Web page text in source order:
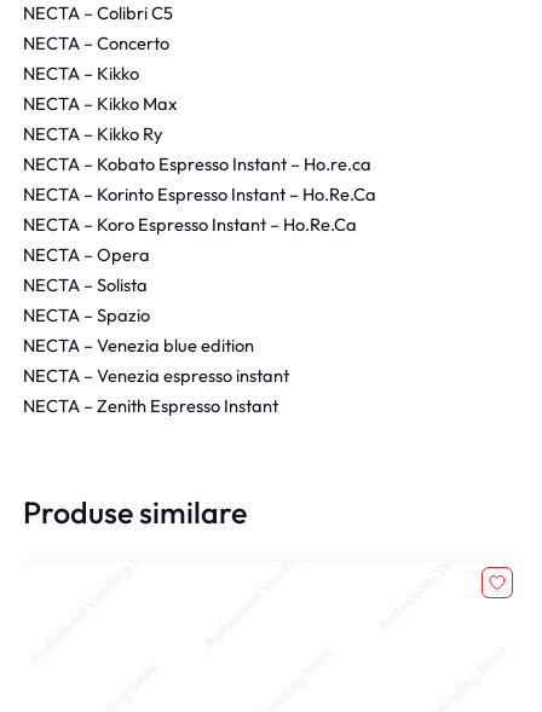
NECTA – Colibri C5
NECTA – Concerto
NECTA – Kikko
NECTA – Kikko Max
NECTA – Kikko Ry
NECTA – Kobato Espresso Instant – Ho.re.ca
NECTA – Korinto Espresso Instant – Ho.Re.Ca
NECTA – Koro Espresso Instant – Ho.Re.Ca
NECTA – Opera
NECTA – Solista
NECTA – Spazio
NECTA – Venezia blue edition
NECTA – Venezia espresso instant
NECTA – Zenith Espresso Instant
Produse similare